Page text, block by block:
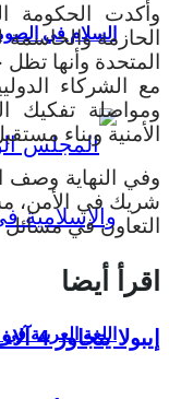
السلام في
اللغة العربية
وأكدت الحكومة
الحازمة والحاسمة
المتحدة وأنها
مع الشركاء
ومواصلة تفكيك
الأمنية وبناء
وفي النهاية وصف
شريك في الأمن،
التعاون في مسائل
اقرأ أيضا
إيبولا يتجاوز 4 آلاف إصابة في الكونغو الديمقراطية